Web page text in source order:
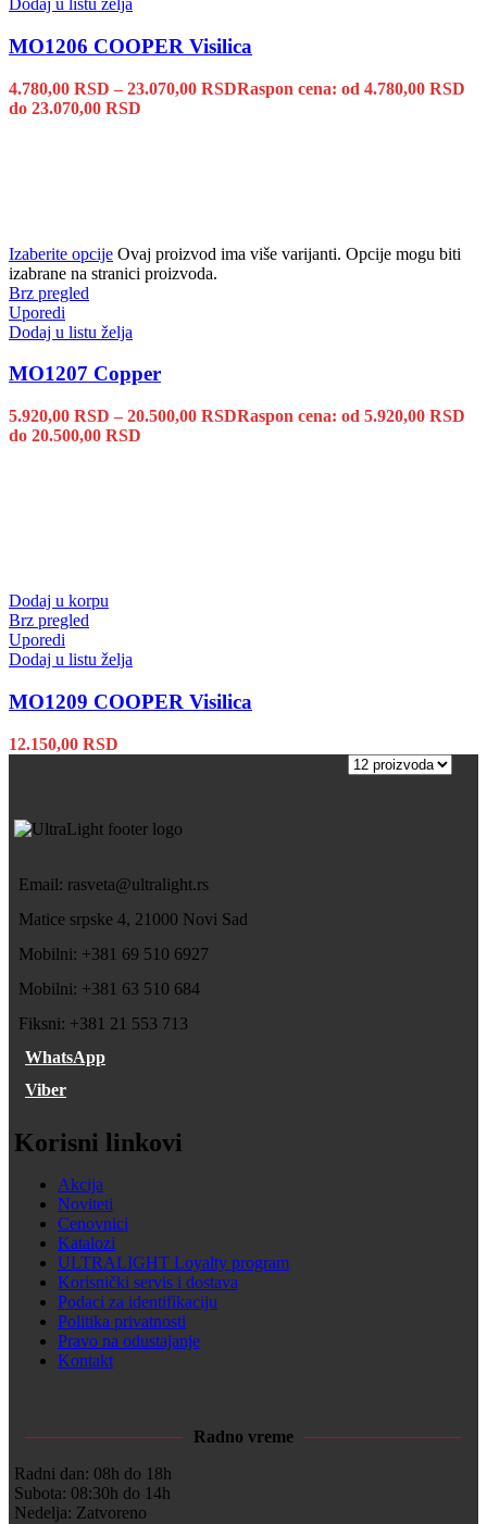
Dodaj u listu želja
MO1206 COOPER Visilica
4.780,00 RSD – 23.070,00 RSDRaspon cena: od 4.780,00 RSD
do 23.070,00 RSD
Izaberite opcije Ovaj proizvod ima više varijanti. Opcije mogu biti
izabrane na stranici proizvoda.
Brz pregled
Uporedi
Dodaj u listu želja
MO1207 Copper
5.920,00 RSD – 20.500,00 RSDRaspon cena: od 5.920,00 RSD
do 20.500,00 RSD
Dodaj u korpu
Brz pregled
Uporedi
Dodaj u listu želja
MO1209 COOPER Visilica
12.150,00 RSD
Email: rasveta@ultralight.rs
Matice srpske 4, 21000 Novi Sad
Mobilni: +381 69 510 6927
Mobilni: +381 63 510 684
Fiksni: +381 21 553 713
WhatsApp
Viber
Korisni linkovi
Akcija
Noviteti
Cenovnici
Katalozi
ULTRALIGHT Loyalty program
Korisnički servis i dostava
Podaci za identifikaciju
Politika privatnosti
Pravo na odustajanje
Kontakt
Radno vreme
Radni dan: 08h do 18h
Subota: 08:30h do 14h
Nedelja: Zatvoreno